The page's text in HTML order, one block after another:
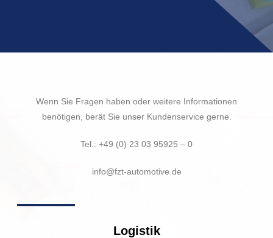
Wenn Sie Fragen haben oder weitere Informationen
benötigen, berät Sie unser Kundenservice gerne.
Tel.: +49 (0) 23 03 95925 – 0
info@fzt-automotive.de
Logistik